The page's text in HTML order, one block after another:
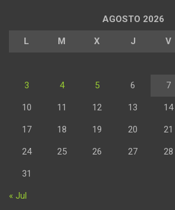
AGOSTO 2026
L M X J V
3 4 5 6 7
10 11 12 13 14
17 18 19 20 21
24 25 26 27 28
31
« Jul